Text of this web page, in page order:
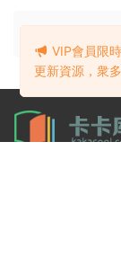
VIP會員限
更新資源，衆